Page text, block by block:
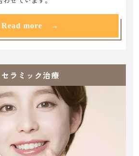
Read more →
セラミック治療